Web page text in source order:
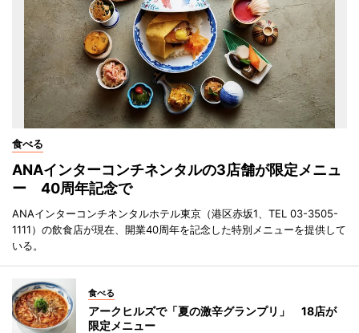
食べる
ANAインターコンチネンタルの3店舗が限定メニュ
ー 40周年記念で
ANAインターコンチネンタルホテル東京（港区赤坂1、TEL 03-3505-
1111）の飲食店が現在、開業40周年を記念した特別メニューを提供して
いる。
食べる
アークヒルズで「夏の激辛グランプリ」 18店が
限定メニュー